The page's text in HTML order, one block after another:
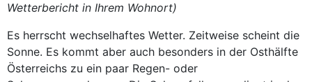
Wetterbericht in Ihrem Wohnort)
Es herrscht wechselhaftes Wetter. Zeitweise scheint die
Sonne. Es kommt aber auch besonders in der Osthälfte
Österreichs zu ein paar Regen- oder